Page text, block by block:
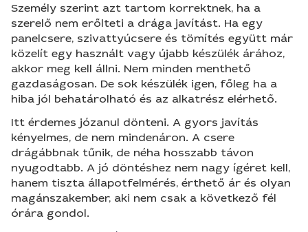
Személy szerint azt tartom korrektnek, ha a
szerelő nem erőlteti a drága javítást. Ha egy
panelcsere, szivattyúcsere és tömítés együtt már
közelít egy használt vagy újabb készülék árához,
akkor meg kell állni. Nem minden menthető
gazdaságosan. De sok készülék igen, főleg ha a
hiba jól behatárolható és az alkatrész elérhető.
Itt érdemes józanul dönteni. A gyors javítás
kényelmes, de nem mindenáron. A csere
drágábbnak tűnik, de néha hosszabb távon
nyugodtabb. A jó döntéshez nem nagy ígéret kell,
hanem tiszta állapotfelmérés, érthető ár és olyan
magánszakember, aki nem csak a következő fél
órára gondol.